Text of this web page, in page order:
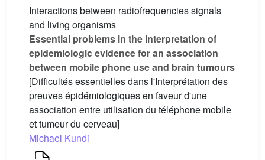
Interactions between radiofrequencies signals
and living organisms
Essential problems in the interpretation of
epidemiologic evidence for an association
between mobile phone use and brain tumours
[Difficultés essentielles dans l'Interprétation des
preuves épidémiologiques en faveur d'une
association entre utilisation du téléphone mobile
et tumeur du cerveau]
Michael Kundi